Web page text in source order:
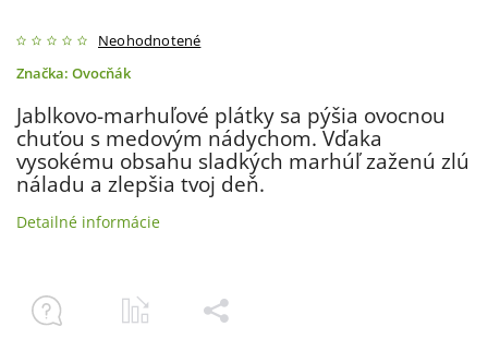
Neohodnotené
Značka: Ovocňák
Jablkovo-marhuľové plátky sa pýšia ovocnou
chuťou s medovým nádychom. Vďaka
vysokému obsahu sladkých marhúľ zaženú zlú
náladu a zlepšia tvoj deň.
Detailné informácie